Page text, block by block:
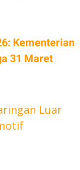
Kementerian
31 Maret
Luar